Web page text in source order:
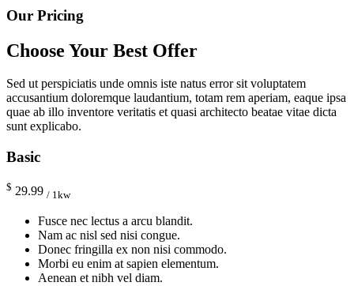
Our Pricing
Choose Your Best Offer
Sed ut perspiciatis unde omnis iste natus error sit voluptatem
accusantium doloremque laudantium, totam rem aperiam, eaque ipsa
quae ab illo inventore veritatis et quasi architecto beatae vitae dicta
sunt explicabo.
Basic
$ 29.99 / 1kw
Fusce nec lectus a arcu blandit.
Nam ac nisl sed nisi congue.
Donec fringilla ex non nisi commodo.
Morbi eu enim at sapien elementum.
Aenean et nibh vel diam.